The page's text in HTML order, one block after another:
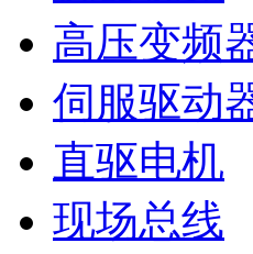
高压变频
伺服驱动
直驱电机
现场总线